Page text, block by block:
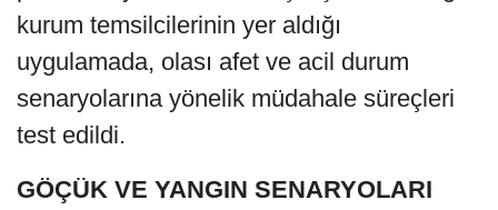
kurum temsilcilerinin yer aldığı
uygulamada, olası afet ve acil durum
senaryolarına yönelik müdahale süreçleri
test edildi.
GÖÇÜK VE YANGIN SENARYOLARI